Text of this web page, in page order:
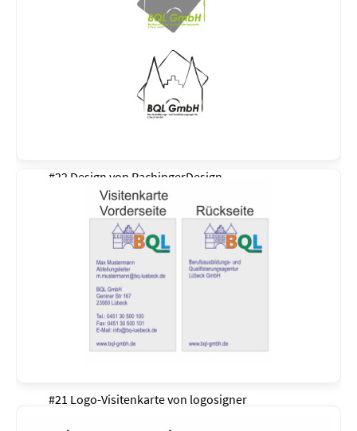
#22 Design von RachingerDesign
#21 Logo-Visitenkarte von logosigner